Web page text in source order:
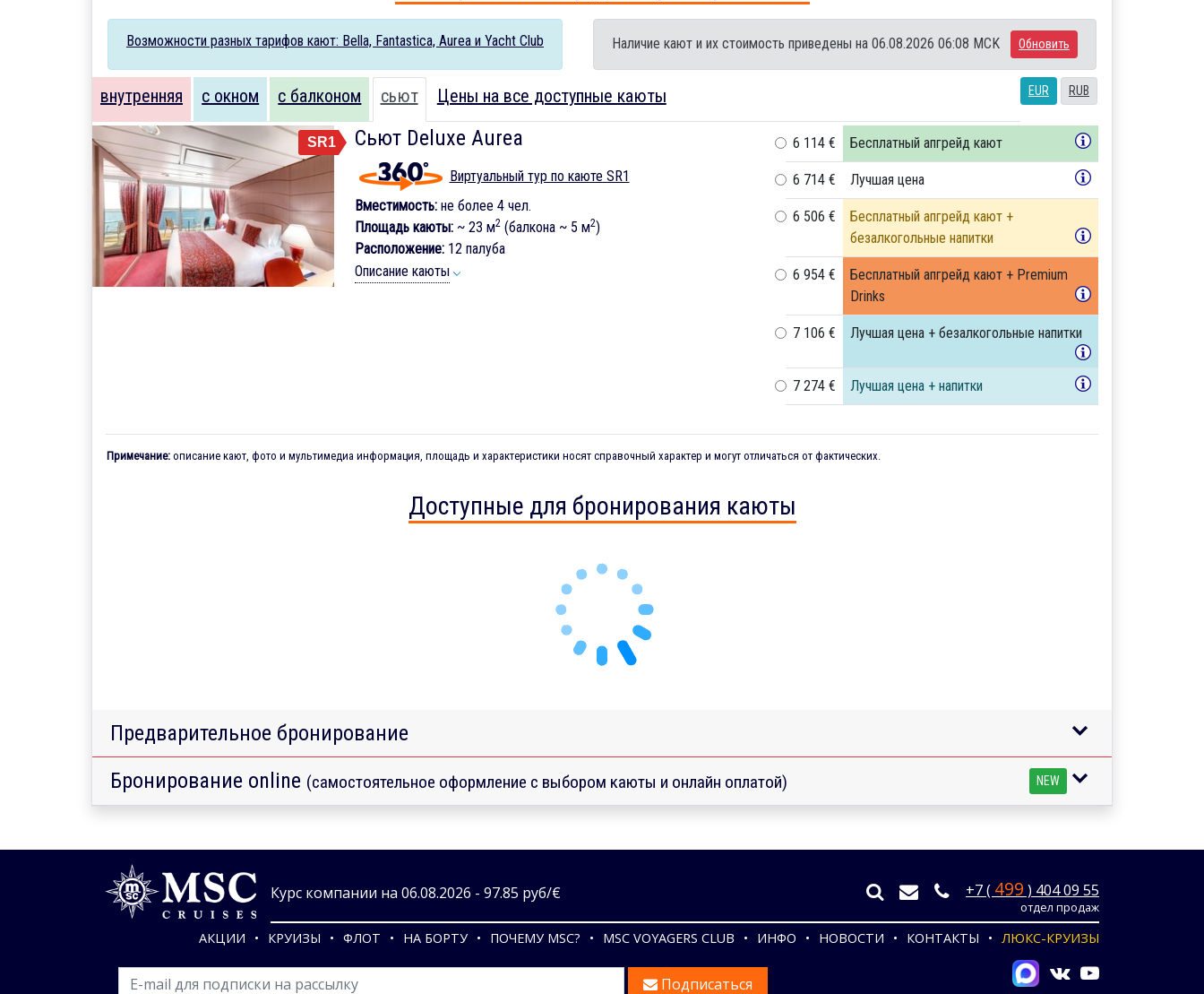
Возможности разных тарифов кают: Bella, Fantastica, Aurea и Yacht Club Наличие кают и их стоимость приведены на 06.08.2026 06:08 MCK Обновить
EUR RUB
внутренняя с окном с балконом сьют Цены на все доступные каюты
SR1 Сьют Deluxe Aurea
Виртуальный тур по каюте SR1
Вместимость:не более 4 чел.
Площадь каюты:~ 23 м2(балкона ~ 5 м2)
Расположение:12 палуба
Описание каюты
6 114 € Бесплатный апгрейд кают
6 714 € Лучшая цена
6 506 €
Бесплатный апгрейд кают +
безалкогольные напитки
6 954 €
Бесплатный апгрейд кают + Premium
Drinks
7 106 € Лучшая цена + безалкогольные напитки
7 274 € Лучшая цена + напитки
Примечание: описание кают, фото и мультимедиа информация, площадь и характеристики носят справочный характер и могут отличаться от фактических.
Доступные для бронирования каюты
Предварительное бронирование
Бронирование online (самостоятельное оформление с выбором каюты и онлайн оплатой) NEW
Курс компании на 06.08.2026 - 97.85 руб/€ +7 ( 499 ) 404 09 55
отдел продаж
АКЦИИ КРУИЗЫ ФЛОТ НА БОРТУ ПОЧЕМУ MSC? MSC VOYAGERS CLUB ИНФО НОВОСТИ КОНТАКТЫ ЛЮКС-КРУИЗЫ
Подписаться